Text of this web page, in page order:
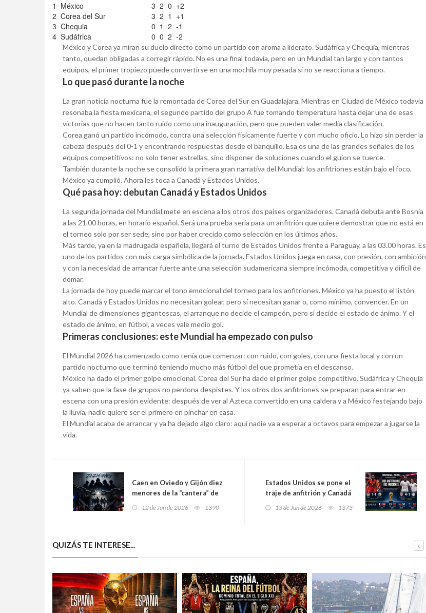
1 México 3 2 0 +2
2 Corea del Sur 3 2 1 +1
3 Chequia 0 1 2 -1
4 Sudáfrica 0 0 2 -2
México y Corea ya miran su duelo directo como un partido con aroma a liderato. Sudáfrica y Chequia, mientras
tanto, quedan obligadas a corregir rápido. No es una final todavía, pero en un Mundial tan largo y con tantos
equipos, el primer tropiezo puede convertirse en una mochila muy pesada si no se reacciona a tiempo.
Lo que pasó durante la noche
La gran noticia nocturna fue la remontada de Corea del Sur en Guadalajara. Mientras en Ciudad de México todavía
resonaba la fiesta mexicana, el segundo partido del grupo A fue tomando temperatura hasta dejar una de esas
victorias que no hacen tanto ruido como una inauguración, pero que pueden valer media clasificación.
Corea ganó un partido incómodo, contra una selección físicamente fuerte y con mucho oficio. Lo hizo sin perder la
cabeza después del 0-1 y encontrando respuestas desde el banquillo. Esa es una de las grandes señales de los
equipos competitivos: no solo tener estrellas, sino disponer de soluciones cuando el guion se tuerce.
También durante la noche se consolidó la primera gran narrativa del Mundial: los anfitriones están bajo el foco.
México ya cumplió. Ahora les toca a Canadá y Estados Unidos.
Qué pasa hoy: debutan Canadá y Estados Unidos
La segunda jornada del Mundial mete en escena a los otros dos países organizadores. Canadá debuta ante Bosnia
a las 21.00 horas, en horario español. Será una prueba seria para un anfitrión que quiere demostrar que no está en
el torneo solo por ser sede, sino por haber crecido como selección en los últimos años.
Más tarde, ya en la madrugada española, llegará el turno de Estados Unidos frente a Paraguay, a las 03.00 horas. Es
uno de los partidos con más carga simbólica de la jornada. Estados Unidos juega en casa, con presión, con ambición
y con la necesidad de arrancar fuerte ante una selección sudamericana siempre incómoda, competitiva y difícil de
domar.
La jornada de hoy puede marcar el tono emocional del torneo para los anfitriones. México ya ha puesto el listón
alto. Canadá y Estados Unidos no necesitan golear, pero sí necesitan ganar o, como mínimo, convencer. En un
Mundial de dimensiones gigantescas, el arranque no decide el campeón, pero sí decide el estado de ánimo. Y el
estado de ánimo, en fútbol, a veces vale medio gol.
Primeras conclusiones: este Mundial ha empezado con pulso
El Mundial 2026 ha comenzado como tenía que comenzar: con ruido, con goles, con una fiesta local y con un
partido nocturno que terminó teniendo mucho más fútbol del que prometía en el descanso.
México ha dado el primer golpe emocional. Corea del Sur ha dado el primer golpe competitivo. Sudáfrica y Chequia
ya saben que la fase de grupos no perdona despistes. Y los otros dos anfitriones se preparan para entrar en
escena con una presión evidente: después de ver al Azteca convertido en una caldera y a México festejando bajo
la lluvia, nadie quiere ser el primero en pinchar en casa.
El Mundial acaba de arrancar y ya ha dejado algo claro: aquí nadie va a esperar a octavos para empezar a jugarse la
vida.
Caen en Oviedo y Gijón diez
menores de la “cantera” de
los Trinitarios: la Policía
12 de Jun de 2026 1390
Estados Unidos se pone el
traje de anfitrión y Canadá
aprende a respirar en su
13 de Jun de 2026 1373
QUIZÁS TE INTERESE...